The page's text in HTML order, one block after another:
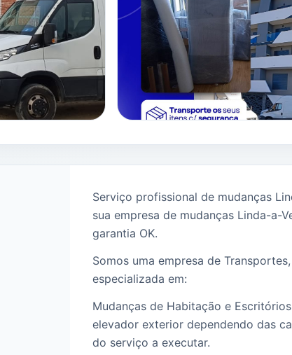
Serviço profissional de mudanças
sua empresa de mudanças Linda-a-
garantia OK.
Somos uma empresa de Transportes,
especializada em:
Mudanças de Habitação e
elevador exterior dependendo das
do serviço a executar.